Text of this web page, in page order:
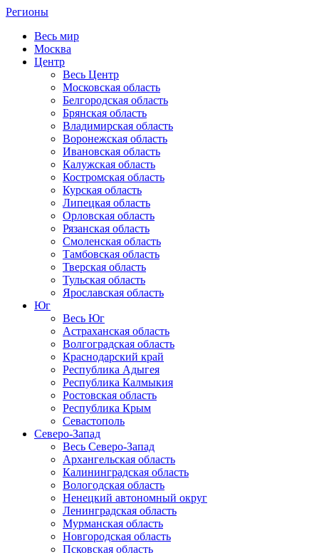
Регионы
Весь мир
Москва
Центр
Весь Центр
Московская область
Белгородская область
Брянская область
Владимирская область
Воронежская область
Ивановская область
Калужская область
Костромская область
Курская область
Липецкая область
Орловская область
Рязанская область
Смоленская область
Тамбовская область
Тверская область
Тульская область
Ярославская область
Юг
Весь Юг
Астраханская область
Волгоградская область
Краснодарский край
Республика Адыгея
Республика Калмыкия
Ростовская область
Республика Крым
Севастополь
Северо-Запад
Весь Северо-Запад
Архангельская область
Калининградская область
Вологодская область
Ненецкий автономный округ
Ленинградская область
Мурманская область
Новгородская область
Псковская область